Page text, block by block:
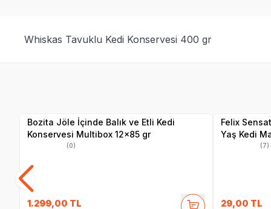
Whiskas Tavuklu Kedi Konservesi 400 gr
Bozita Jöle İçinde Balık ve Etli Kedi
Konservesi Multibox 12x85 gr
(0)
1.299,00 TL
Felix
Yaş Kedi
(7)
29,00 TL